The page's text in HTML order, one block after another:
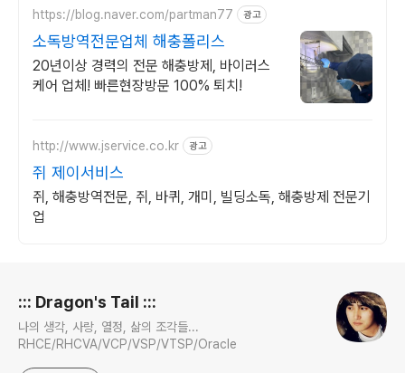
https://blog.naver.com/partman77 광고
소독방역전문업체 해충폴리스
20년이상 경력의 전문 해충방제, 바이러스
케어 업체! 빠른현장방문 100% 퇴치!
http://www.jservice.co.kr 광고
쥐 제이서비스
쥐, 해충방역전문, 쥐, 바퀴, 개미, 빌딩소독, 해충방제 전문기
업
::: Dragon's Tail :::
나의 생각, 사랑, 열정, 삶의 조각들...
RHCE/RHCVA/VCP/VSP/VTSP/Oracle